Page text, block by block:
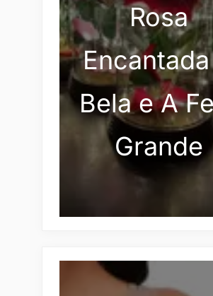
Rosa
Bela e A
Grande